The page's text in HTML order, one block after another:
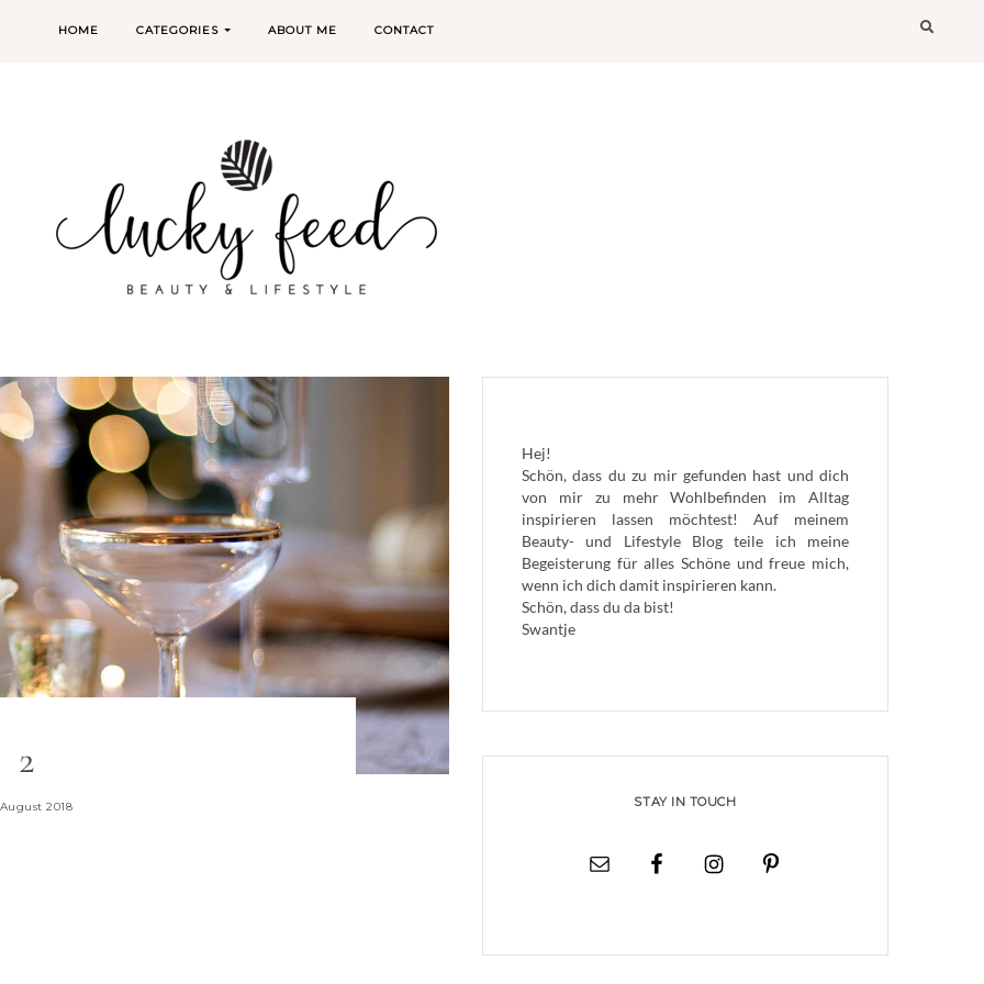
HOME CATEGORIES ABOUT ME CONTACT
2
2018
Hej!
Schön, dass du zu mir gefunden hast und dich
von mir zu mehr Wohlbefinden im Alltag
inspirieren lassen möchtest! Auf meinem
Beauty- und Lifestyle Blog teile ich meine
Begeisterung für alles Schöne und freue mich,
wenn ich dich damit inspirieren kann.
Schön, dass du da bist!
Swantje
STAY IN TOUCH